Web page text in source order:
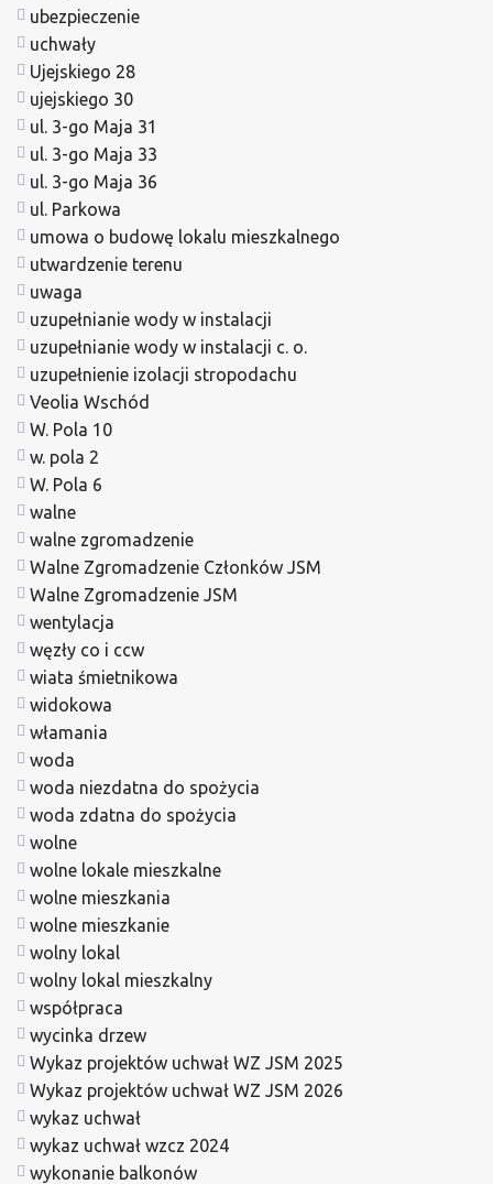
ubezpieczenie
uchwały
Ujejskiego 28
ujejskiego 30
ul. 3-go Maja 31
ul. 3-go Maja 33
ul. 3-go Maja 36
ul. Parkowa
umowa o budowę lokalu mieszkalnego
utwardzenie terenu
uwaga
uzupełnianie wody w instalacji
uzupełnianie wody w instalacji c. o.
uzupełnienie izolacji stropodachu
Veolia Wschód
W. Pola 10
w. pola 2
W. Pola 6
walne
walne zgromadzenie
Walne Zgromadzenie Członków JSM
Walne Zgromadzenie JSM
wentylacja
węzły co i ccw
wiata śmietnikowa
widokowa
włamania
woda
woda niezdatna do spożycia
woda zdatna do spożycia
wolne
wolne lokale mieszkalne
wolne mieszkania
wolne mieszkanie
wolny lokal
wolny lokal mieszkalny
współpraca
wycinka drzew
Wykaz projektów uchwał WZ JSM 2025
Wykaz projektów uchwał WZ JSM 2026
wykaz uchwał
wykaz uchwał wzcz 2024
wykonanie balkonów